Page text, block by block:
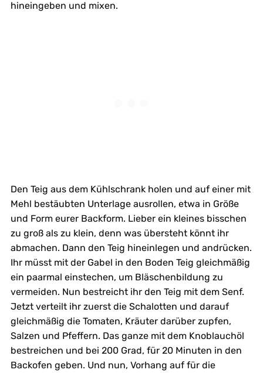
hineingeben und mixen.
Den Teig aus dem Kühlschrank holen und auf einer mit
Mehl bestäubten Unterlage ausrollen, etwa in Größe
und Form eurer Backform. Lieber ein kleines bisschen
zu groß als zu klein, denn was übersteht könnt ihr
abmachen. Dann den Teig hineinlegen und andrücken.
Ihr müsst mit der Gabel in den Boden Teig gleichmäßig
ein paarmal einstechen, um Bläschenbildung zu
vermeiden. Nun bestreicht ihr den Teig mit dem Senf.
Jetzt verteilt ihr zuerst die Schalotten und darauf
gleichmäßig die Tomaten, Kräuter darüber zupfen,
Salzen und Pfeffern. Das ganze mit dem Knoblauchöl
bestreichen und bei 200 Grad, für 20 Minuten in den
Backofen geben. Und nun, Vorhang auf für die